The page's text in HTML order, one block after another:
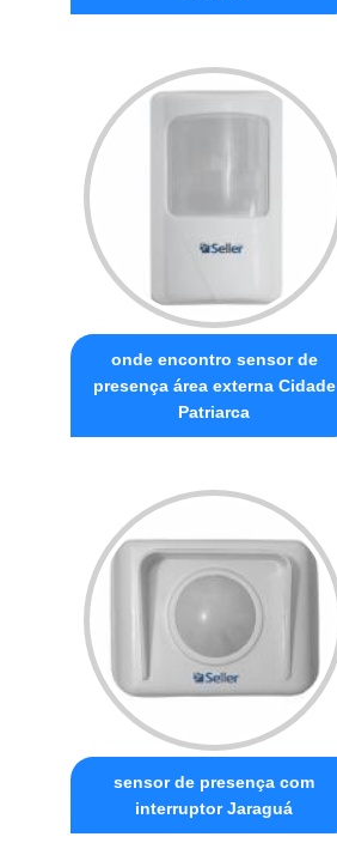
onde encontro sensor de
presença área externa Cidade
Patriarca
sensor de presença com
interruptor Jaraguá